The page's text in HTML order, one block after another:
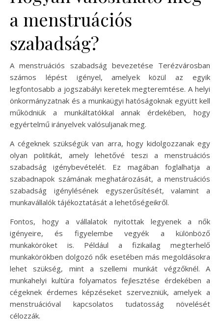
a menstruációs
szabadság?
A menstruációs szabadság bevezetése Terézvárosban
számos lépést igényel, amelyek közül az egyik
legfontosabb a jogszabályi keretek megteremtése. A helyi
önkormányzatnak és a munkaügyi hatóságoknak együtt kell
működniük a munkáltatókkal annak érdekében, hogy
egyértelmű irányelvek valósuljanak meg.
A cégeknek szükségük van arra, hogy kidolgozzanak egy
olyan politikát, amely lehetővé teszi a menstruációs
szabadság igénybevételét. Ez magában foglalhatja a
szabadnapok számának meghatározását, a menstruációs
szabadság igénylésének egyszerűsítését, valamint a
munkavállalók tájékoztatását a lehetőségeikről.
Fontos, hogy a vállalatok nyitottak legyenek a nők
igényeire, és figyelembe vegyék a különböző
munkaköröket is. Például a fizikailag megterhelő
munkakörökben dolgozó nők esetében más megoldásokra
lehet szükség, mint a szellemi munkát végzőknél. A
munkahelyi kultúra folyamatos fejlesztése érdekében a
cégeknek érdemes képzéseket szervezniük, amelyek a
menstruációval kapcsolatos tudatosság növelését
célozzák.